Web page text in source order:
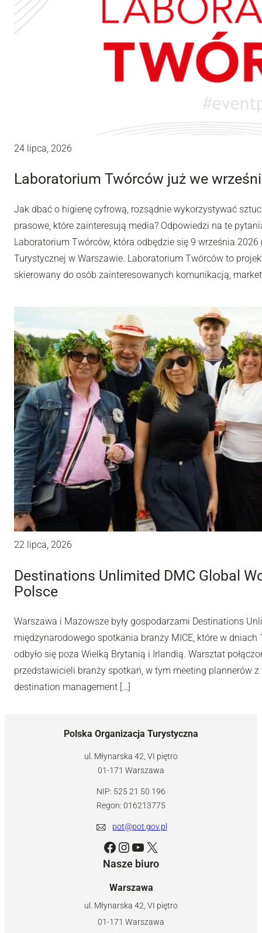
24 lipca, 2026
Laboratorium Twórców już we
Jak dbać o higienę cyfrową, rozsądnie wykorzystywać
prasowe, które zainteresują media? Odpowiedzi na te
Laboratorium Twórców, która odbędzie się 9 września
Turystycznej w Warszawie. Laboratorium Twórców to
skierowany do osób zainteresowanych komunikacją,
22 lipca, 2026
Destinations Unlimited DMC Global
Polsce
Warszawa i Mazowsze były gospodarzami Destinations
międzynarodowego spotkania branży MICE, które w
odbyło się poza Wielką Brytanią i Irlandią. Warsztat
przedstawicieli branży spotkań, w tym meeting plannerów
destination management […]
Polska Organizacja Turystyczna
ul. Młynarska 42, VI piętro
01-171 Warszawa
NIP: 525 21 50 196
Regon: 016213775
pot@pot.gov.pl
Facebook Instagram YouTube X
Nasze biuro
Warszawa
ul. Młynarska 42, VI piętro
01-171 Warszawa